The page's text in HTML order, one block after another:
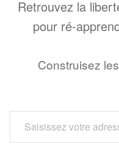
Retrouvez la
pour ré-
Construisez
Saisissez votre adresse e-mail…